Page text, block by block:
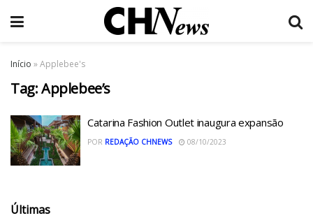
Início »Applebee's
Tag:Applebee’s
Catarina Fashion Outlet inaugura expansão
POR REDAÇÃO CHNEWS 08/10/2023
Últimas